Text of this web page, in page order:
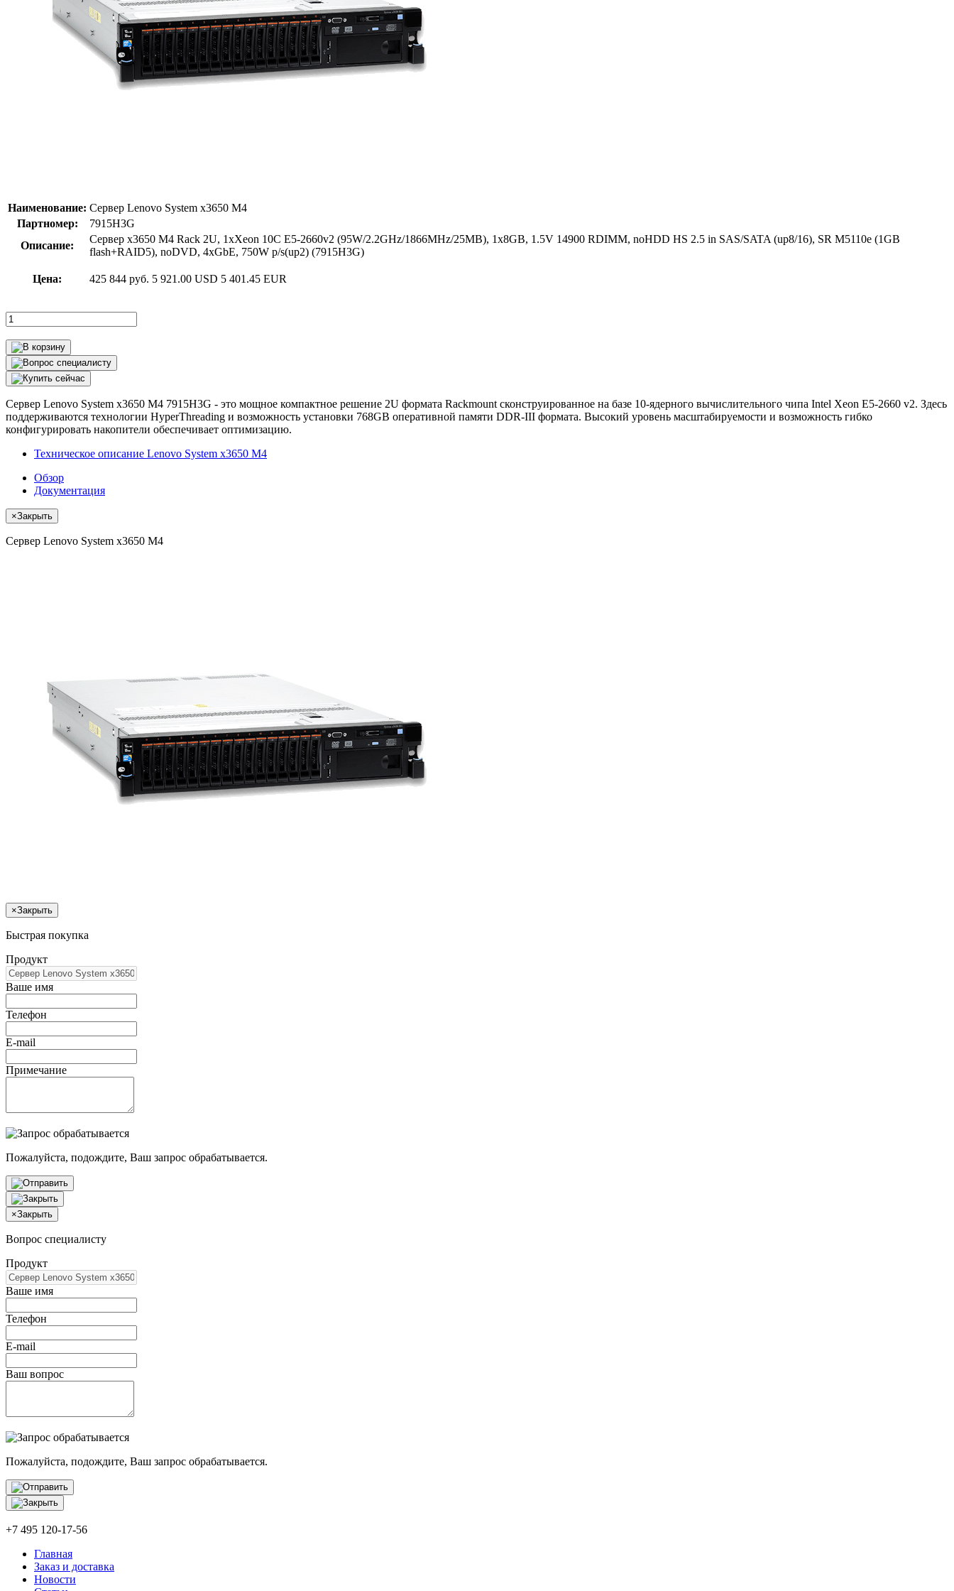
Наименование: Сервер Lenovo System x3650 M4
Партномер:
7915H3G
Описание:
Сервер x3650 M4 Rack 2U, 1xXeon 10C E5-2660v2 (95W/2.2GHz/1866MHz/25MB), 1x8GB, 1.5V 14900 RDIMM, noHDD HS 2.5 in SAS/SATA (up8/16), SR M5110e (1GB
flash+RAID5), noDVD, 4xGbE, 750W p/s(up2) (7915H3G)
Цена: 425 844 руб. 5 921.00 USD 5 401.45 EUR
Сервер Lenovo System x3650 M4 7915H3G - это мощное компактное решение 2U формата Rackmount сконструированное на базе 10-ядерного вычислительного чипа Intel Xeon E5-2660 v2. Здесь
поддерживаются технологии HyperThreading и возможность установки 768GB оперативной памяти DDR-III формата. Высокий уровень масштабируемости и возможность гибко
конфигурировать накопители обеспечивает оптимизацию.
Техническое описание Lenovo System x3650 M4
Обзор
Документация
×Закрыть
Сервер Lenovo System x3650 M4
×Закрыть
Быстрая покупка
Продукт
Ваше имя
Телефон
E-mail
Примечание
Пожалуйста, подождите, Ваш запрос обрабатывается.
×Закрыть
Вопрос специалисту
Продукт
Ваше имя
Телефон
E-mail
Ваш вопрос
Пожалуйста, подождите, Ваш запрос обрабатывается.
+7 495 120-17-56
Главная
Заказ и доставка
Новости